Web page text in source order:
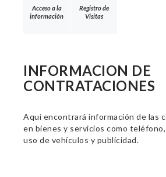
Acceso a la
información
Registro de
Visitas
INFORMACION DE
CONTRATACIONES
Aquí encontrará información de las
en bienes y servicios como
uso de vehículos y publicidad.